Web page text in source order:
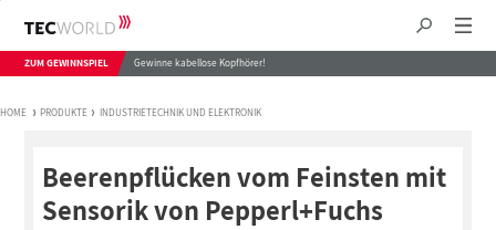
ZUM GEWINNSPIEL Gewinne kabellose Kopfhörer!
HOME PRODUKTE INDUSTRIETECHNIK UND ELEKTRONIK
Beerenpflücken vom Feinsten mit
Sensorik von Pepperl+Fuchs